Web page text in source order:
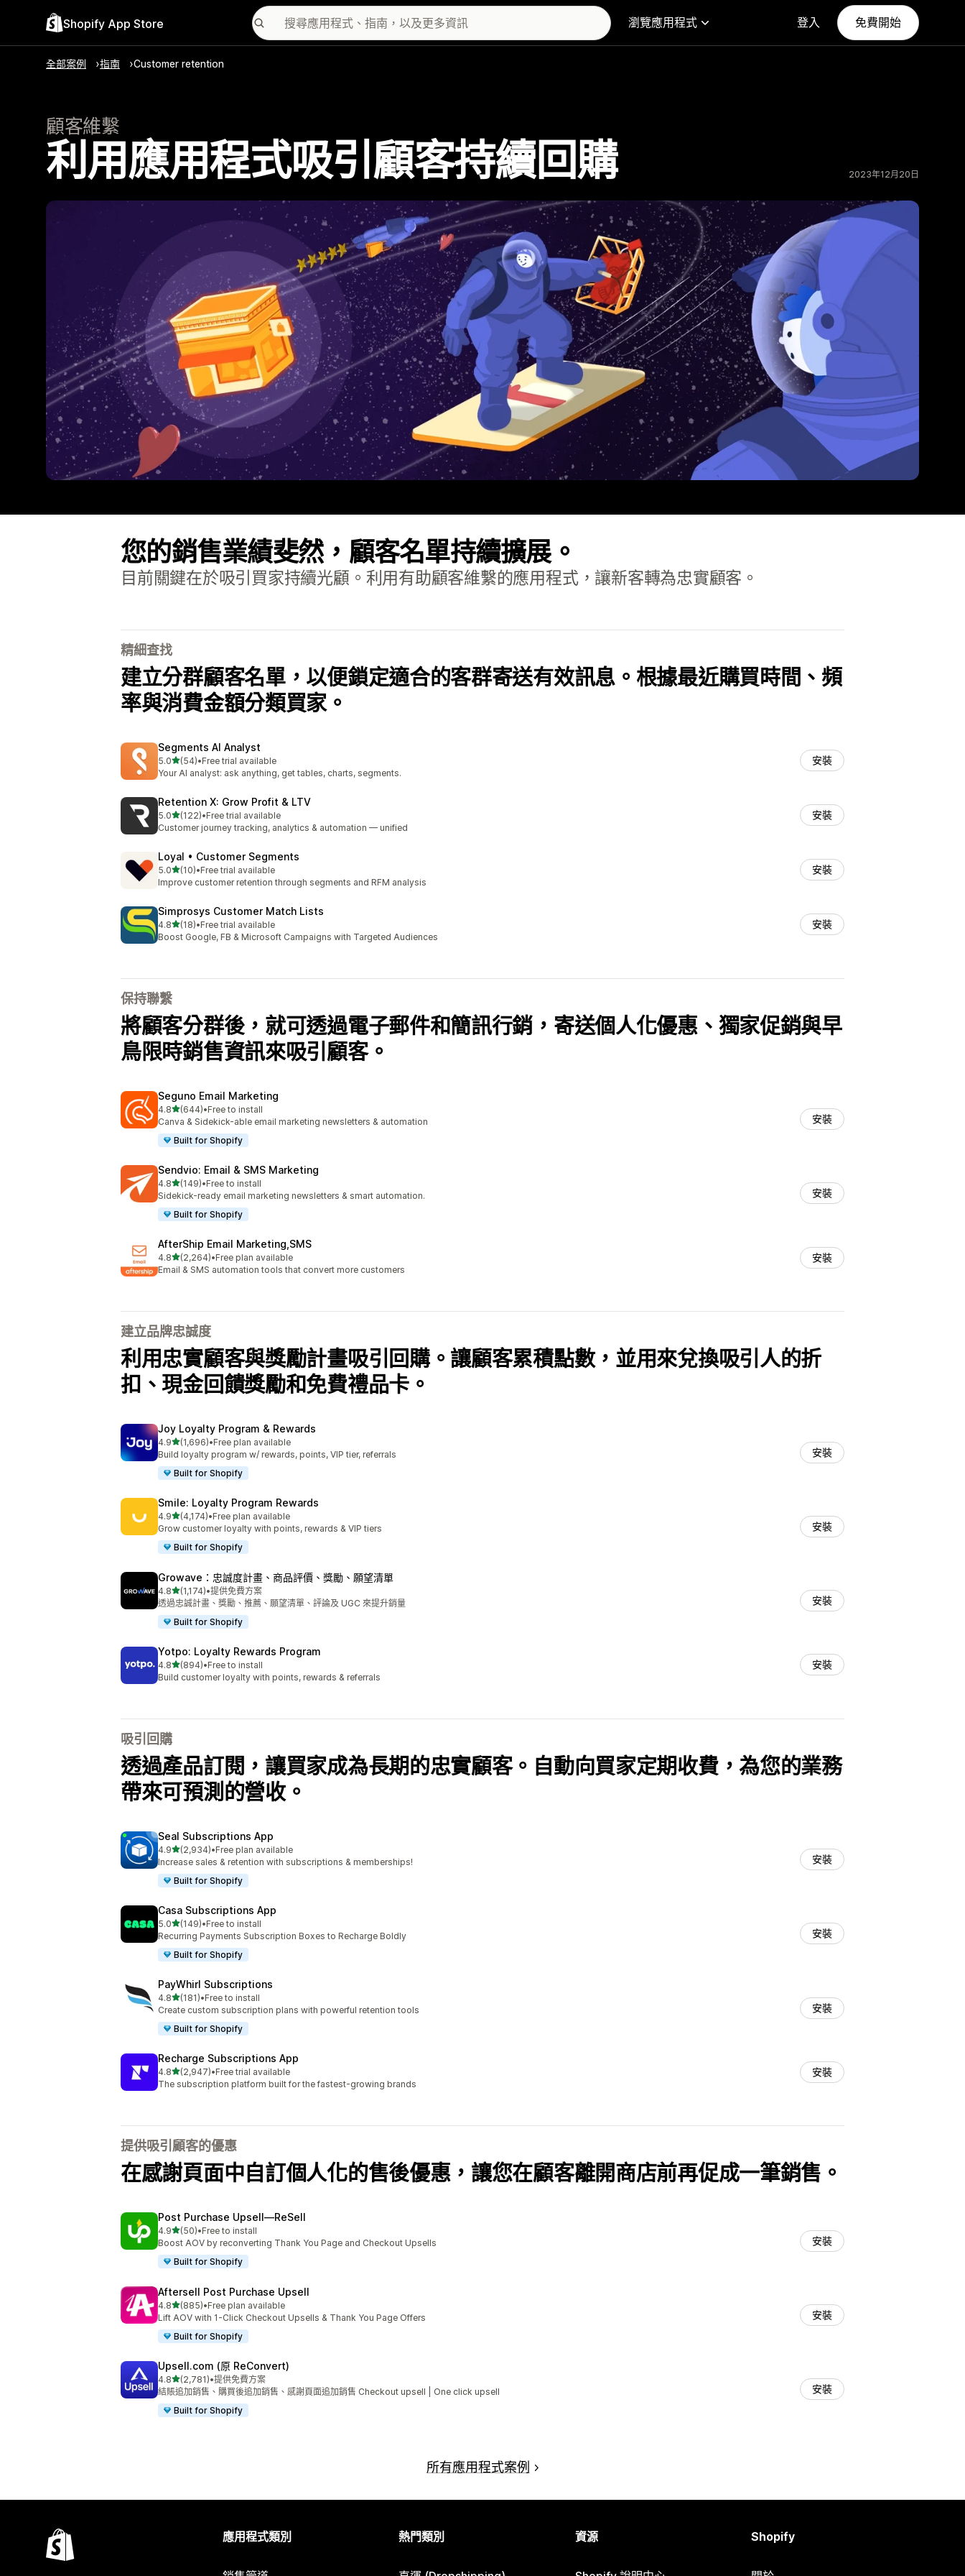
Shopify App Store 瀏覽應用程式 登入 免費開始
全部案例 指南 Customer retention
顧客維繫
利用應用程式吸引顧客持續回購 2023年12月20日
您的銷售業績斐然，顧客名單持續擴展。
目前關鍵在於吸引買家持續光顧。利用有助顧客維繫的應用程式，讓新客轉為忠實顧客。
精細查找
建立分群顧客名單，以便鎖定適合的客群寄送有效訊息。根據最近購買時間、頻
率與消費金額分類買家。
Segments AI Analyst
5.0滿分 5 顆星
(54)
共有 54 則評價
•Free trial available
Your AI analyst: ask anything, get tables, charts, segments.
安裝
Retention X: Grow Profit & LTV
5.0滿分 5 顆星
(122)
共有 122 則評價
•Free trial available
Customer journey tracking, analytics & automation — unified
安裝
Loyal • Customer Segments
5.0滿分 5 顆星
(10)
共有 10 則評價
•Free trial available
Improve customer retention through segments and RFM analysis
安裝
Simprosys Customer Match Lists
4.8滿分 5 顆星
(18)
共有 18 則評價
•Free trial available
Boost Google, FB & Microsoft Campaigns with Targeted Audiences
安裝
保持聯繫
將顧客分群後，就可透過電子郵件和簡訊行銷，寄送個人化優惠、獨家促銷與早
鳥限時銷售資訊來吸引顧客。
Seguno Email Marketing
4.8滿分 5 顆星
(644)
共有 644 則評價
•Free to install
Canva & Sidekick-able email marketing newsletters & automation
Built for Shopify
安裝
Sendvio: Email & SMS Marketing
4.8滿分 5 顆星
(149)
共有 149 則評價
•Free to install
Sidekick-ready email marketing newsletters & smart automation.
Built for Shopify
安裝
AfterShip Email Marketing,SMS
4.8滿分 5 顆星
(2,264)
共有 2264 則評價
•Free plan available
Email & SMS automation tools that convert more customers
安裝
建立品牌忠誠度
利用忠實顧客與獎勵計畫吸引回購。讓顧客累積點數，並用來兌換吸引人的折
扣、現金回饋獎勵和免費禮品卡。
Joy Loyalty Program & Rewards
4.9滿分 5 顆星
(1,696)
共有 1696 則評價
•Free plan available
Build loyalty program w/ rewards, points, VIP tier, referrals
Built for Shopify
安裝
Smile: Loyalty Program Rewards
4.9滿分 5 顆星
(4,174)
共有 4174 則評價
•Free plan available
Grow customer loyalty with points, rewards & VIP tiers
Built for Shopify
安裝
Growave：忠誠度計畫、商品評價、獎勵、願望清單
4.8滿分 5 顆星
(1,174)
共有 1174 則評價
•提供免費方案
透過忠誠計畫、獎勵、推薦、願望清單、評論及 UGC 來提升銷量
Built for Shopify
安裝
Yotpo: Loyalty Rewards Program
4.8滿分 5 顆星
(894)
共有 894 則評價
•Free to install
Build customer loyalty with points, rewards & referrals
安裝
吸引回購
透過產品訂閱，讓買家成為長期的忠實顧客。自動向買家定期收費，為您的業務
帶來可預測的營收。
Seal Subscriptions App
4.9滿分 5 顆星
(2,934)
共有 2934 則評價
•Free plan available
Increase sales & retention with subscriptions & memberships!
Built for Shopify
安裝
Casa Subscriptions App
5.0滿分 5 顆星
(149)
共有 149 則評價
•Free to install
Recurring Payments Subscription Boxes to Recharge Boldly
Built for Shopify
安裝
PayWhirl Subscriptions
4.8滿分 5 顆星
(181)
共有 181 則評價
•Free to install
Create custom subscription plans with powerful retention tools
Built for Shopify
安裝
Recharge Subscriptions App
4.8滿分 5 顆星
(2,947)
共有 2947 則評價
•Free trial available
The subscription platform built for the fastest-growing brands
安裝
提供吸引顧客的優惠
在感謝頁面中自訂個人化的售後優惠，讓您在顧客離開商店前再促成一筆銷售。
Post Purchase Upsell—ReSell
4.9滿分 5 顆星
(50)
共有 50 則評價
•Free to install
Boost AOV by reconverting Thank You Page and Checkout Upsells
Built for Shopify
安裝
Aftersell Post Purchase Upsell
4.8滿分 5 顆星
(885)
共有 885 則評價
•Free plan available
Lift AOV with 1-Click Checkout Upsells & Thank You Page Offers
Built for Shopify
安裝
Upsell.com (原 ReConvert)
4.8滿分 5 顆星
(2,781)
共有 2781 則評價
•提供免費方案
結賬追加銷售、購買後追加銷售、感謝頁面追加銷售 Checkout upsell | One click upsell
Built for Shopify
安裝
所有應用程式案例
應用程式類別 熱門類別 資源 Shopify